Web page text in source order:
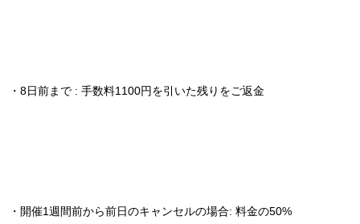
・8日前まで : 手数料1100円を引いた残りをご返金
・開催1週間前から前日のキャンセルの場合: 料金の50%